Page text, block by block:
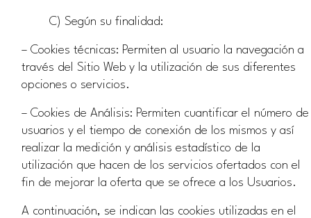
C) Según su finalidad:
– Cookies técnicas: Permiten al usuario la navegación a
través del Sitio Web y la utilización de sus diferentes
opciones o servicios.
– Cookies de Análisis: Permiten cuantificar el número de
usuarios y el tiempo de conexión de los mismos y así
realizar la medición y análisis estadístico de la
utilización que hacen de los servicios ofertados con el
fin de mejorar la oferta que se ofrece a los Usuarios.
A continuación, se indican las cookies utilizadas en el